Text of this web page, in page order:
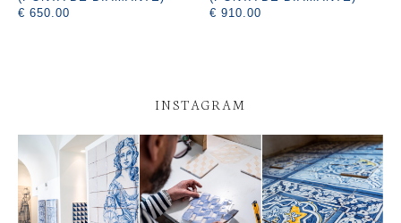
€ 650.00
€ 910.00
INSTAGRAM